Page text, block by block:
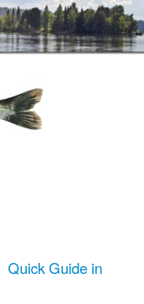
Quick Guide in